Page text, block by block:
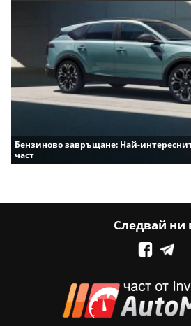
Бензиново завръщане: Най-
част
Следвай ни